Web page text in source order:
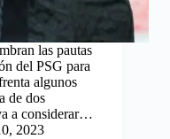
las pautas
del PSG para
algunos
de dos
a considerar…
2023